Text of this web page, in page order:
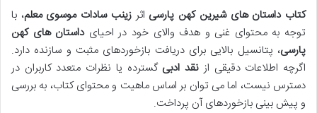
کتاب داستان های شیرین کهن پارسی اثرزینب سادات موسوی معلم، با
توجه به محتوای غنی و هدف والای خود در احیایداستان های کهن
پارسی، پتانسیل بالایی برای دریافت بازخوردهای مثبت و سازنده دارد.
اگرچه اطلاعات دقیقی از نقد ادبی گسترده یا نظرات متعدد کاربران در
دسترس نیست، اما می توان بر اساس ماهیت و محتوای کتاب، به بررسی
و پیش بینی بازخوردهای آن پرداخت.